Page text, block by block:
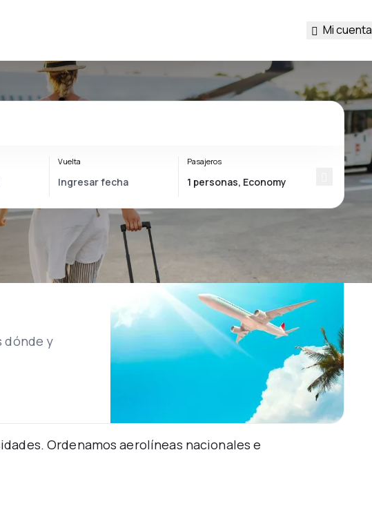
Mi cuenta
Vuelta Pasajeros
dónde y
Ordenamos aerolíneas nacionales e